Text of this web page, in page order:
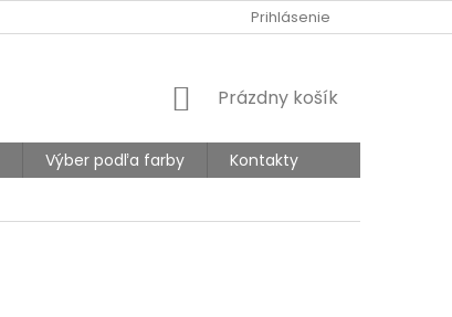
Prihlásenie
NÁKUPNÝ
Prázdny košík
Výber podľa farby
Kontakty